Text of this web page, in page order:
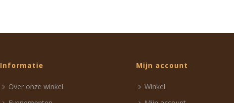
Informatie
Over onze winkel
Mijn account
Winkel